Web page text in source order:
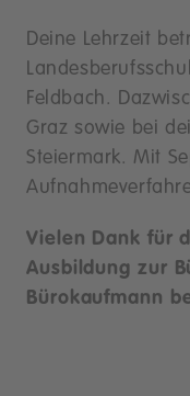
Deine Lehrzeit
Feldbach.
Graz sowie bei
Steiermark. Mit
Vielen Dank für
Ausbildung zur
Bürokaufmann